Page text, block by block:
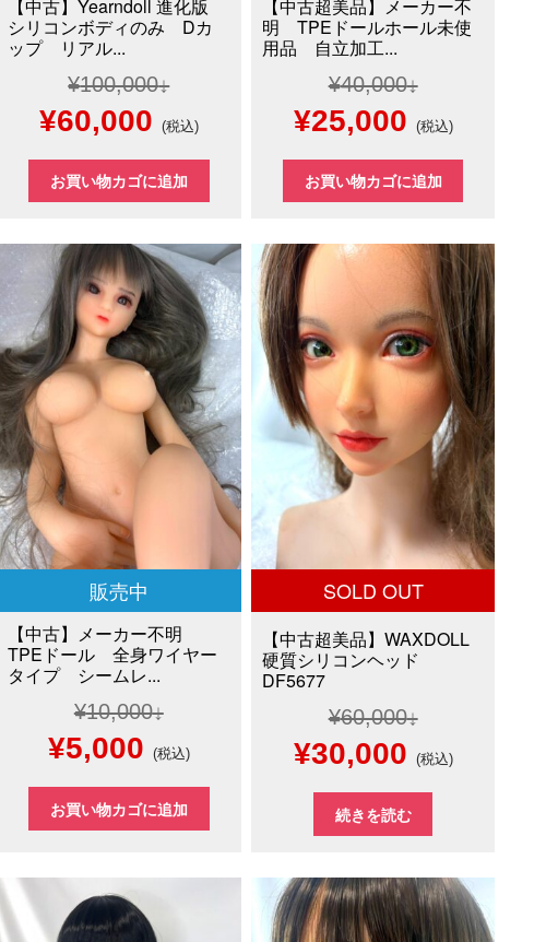
【中古】Yearndoll 進化版
シリコンボディのみ Dカ
ップ リアル...
¥100,000
元
の
価
格
は
¥100,000
で
し
た。
¥60,000現
在
の
価
格
は
¥60,000
で
す。
(税込)
お買い物カゴに追加
【中古超美品】メーカー不
明 TPEドールホール未使
用品 自立加工...
¥40,000
元
の
価
格
は
¥40,000
で
し
た。
¥25,000現
在
の
価
格
は
¥25,000
で
す。
(税込)
お買い物カゴに追加
販売中
【中古】メーカー不明
TPEドール 全身ワイヤー
タイプ シームレ...
¥10,000
元
の
価
格
は
¥5,000現
在
の
価
格
(税込)
お買い物カゴに追加
SOLD OUT
【中古超美品】WAXDOLL
硬質シリコンヘッド
DF5677
¥60,000
元
の
価
格
は
¥30,000現
在
の
価
格
(税込)
続きを読む